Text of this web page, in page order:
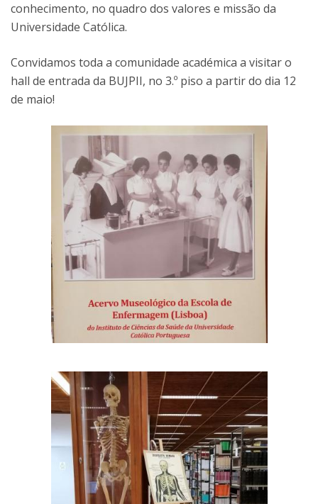
conhecimento, no quadro dos valores e missão da
Universidade Católica.
Convidamos toda a comunidade académica a visitar o
hall de entrada da BUJPII, no 3.º piso a partir do dia 12
de maio!